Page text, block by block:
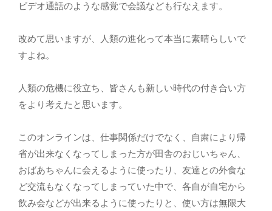
ビデオ通話のような感覚で会議なども行なえます。
改めて思いますが、人類の進化って本当に素晴らしいで
すよね。
人類の危機に役立ち、皆さんも新しい時代の付き合い方
をより考えたと思います。
このオンラインは、仕事関係だけでなく、自粛により帰
省が出来なくなってしまった方が田舎のおじいちゃん、
おばあちゃんに会えるように使ったり、友達との外食な
ど交流もなくなってしまっていた中で、各自が自宅から
飲み会などが出来るように使ったりと、使い方は無限大